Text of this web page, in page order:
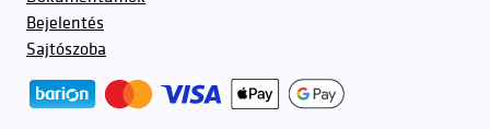
Bejelentés
Sajtószoba